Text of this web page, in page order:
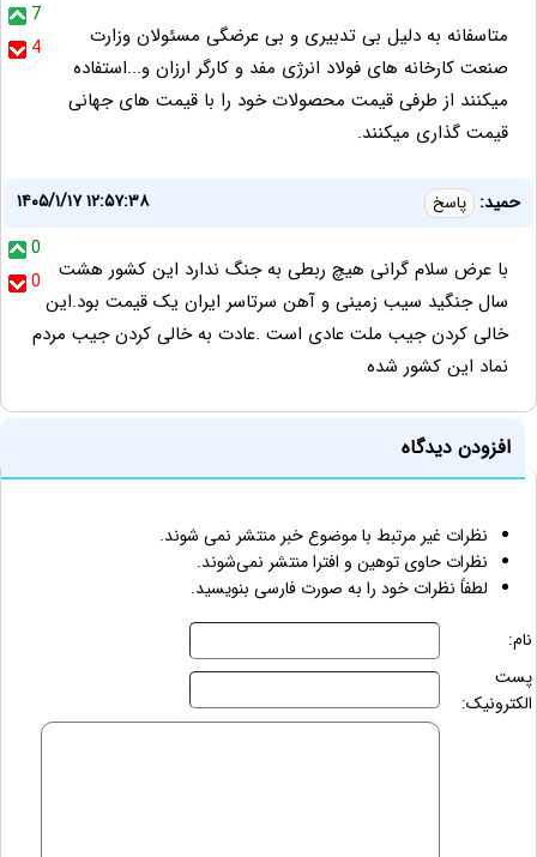
7
4
متاسفانه به دلیل بی تدبیری و بی عرضگی مسئولان وزارت
صنعت کارخانه های فولاد انرژی مفد و کارگر ارزان و...استفاده
میکنند از طرفی قیمت محصولات خود را با قیمت های جهانی
قیمت گذاری میکنند.
حمید: پاسخ
۱۴۰۵/۱/۱۷ ۱۲:۵۷:۳۸
0
0
با عرض سلام گرانی هیچ ربطی به جنگ ندارد این کشور هشت
سال جنگید سیب زمینی و آهن سرتاسر ایران یک قیمت بود.این
خالی کردن جیب ملت عادی است .عادت به خالی کردن جیب مردم
نماد این کشور شده
افزودن دیدگاه
نظرات غیر مرتبط با موضوع خبر منتشر نمی شوند.
نظرات حاوی توهین و افترا منتشر نمی‌شوند.
لطفاً نظرات خود را به صورت فارسی بنویسید.
نام:
پست
الکترونیک: